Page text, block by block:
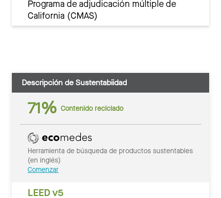
Programa de adjudicación múltiple de
California (CMAS)
Descripción de Sustentabiidad
71% Contenido reciclado
Herramienta de búsqueda de productos sustentables
(en inglés)
Comenzar
LEED v5